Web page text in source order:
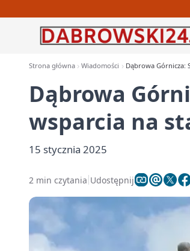
Strona główna Wiadomości Dąbrowa Górnicza:
Dąbrowa
wsparcia na
15 stycznia 2025
2 min czytania Udostępnij